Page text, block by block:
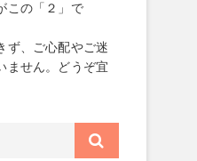
この「２」で
ず、ご心配やご迷
ません。どうぞ宜